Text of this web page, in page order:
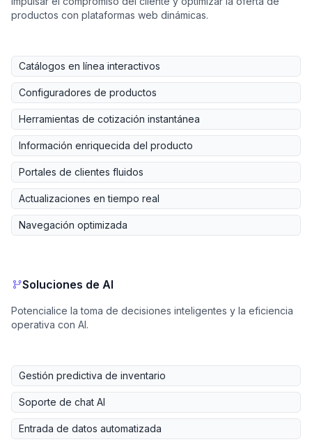
productos con plataformas web dinámicas.
Catálogos en línea interactivos
Configuradores de productos
Herramientas de cotización instantánea
Información enriquecida del producto
Portales de clientes fluidos
Actualizaciones en tiempo real
Navegación optimizada
Soluciones de AI
Potencialice la toma de decisiones inteligentes y la eficiencia
operativa con AI.
Gestión predictiva de inventario
Soporte de chat AI
Entrada de datos automatizada